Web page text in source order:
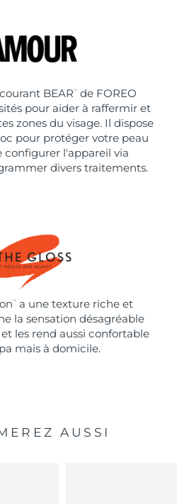
BEAR ™
de FOREO
pour aider à raffermir et
zones du visage. Il dispose
pour protéger votre peau
configurer l'appareil via
divers traitements.
™
a une texture riche et
la sensation désagréable
les rend aussi confortable
mais à domicile.
AUSSI